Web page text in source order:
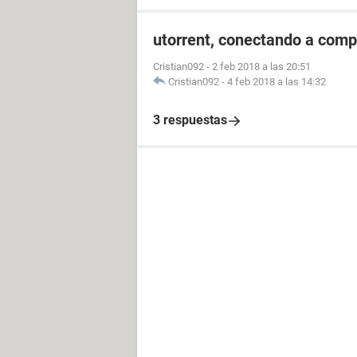
utorrent, conectando a
Cristian092 - 2 feb 2018 a las 20:51
Cristian092 - 4 feb 2018 a las 14:32
3 respuestas